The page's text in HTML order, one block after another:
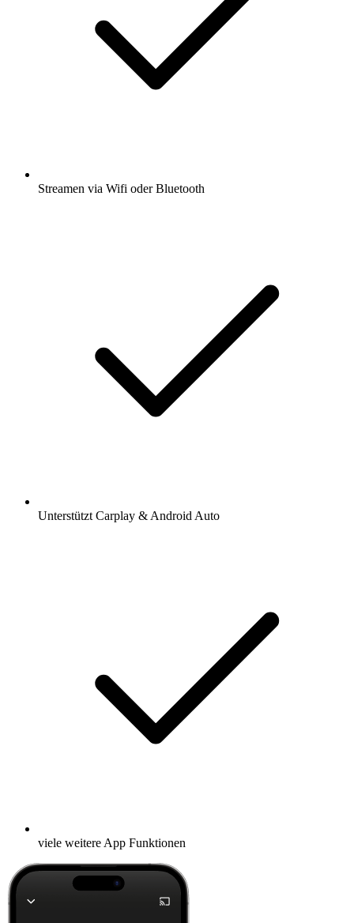
Streamen via Wifi oder Bluetooth
Unterstützt Carplay & Android Auto
viele weitere App Funktionen